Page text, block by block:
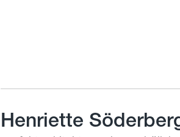
Henriette